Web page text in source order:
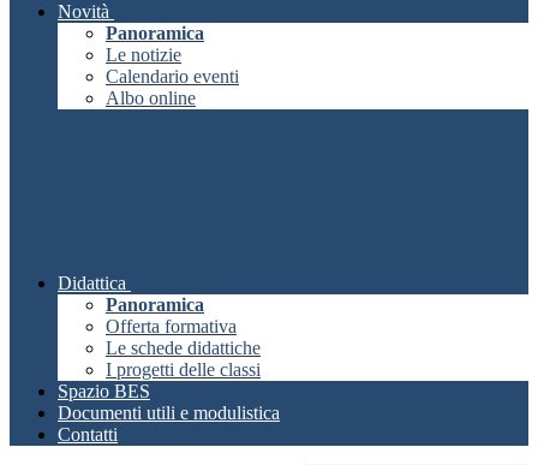
Novità
Panoramica
Le notizie
Calendario eventi
Albo online
Didattica
Panoramica
Offerta formativa
Le schede didattiche
I progetti delle classi
Spazio BES
Documenti utili e modulistica
Contatti